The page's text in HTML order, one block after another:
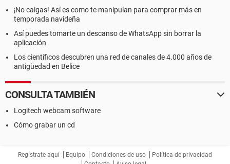
¡No caigas! Así es como te manipulan para comprar más en
temporada navideña
Así puedes tomarte un descanso de WhatsApp sin borrar la
aplicación
Los científicos descubren una red de canales de 4.000 años de
antigüedad en Belice
CONSULTA TAMBIÉN
Logitech webcam software
Cómo grabar un cd
Regístrate aquí Equipo Condiciones de uso
Política de privacidad